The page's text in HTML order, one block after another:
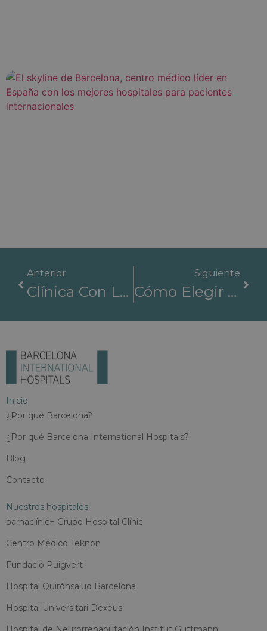
Anterior
Clínica Con Los Mejores Médicos: Sinergia Médica En La Red De BIH
Siguiente
Cómo Elegir La Clínica Ideal: 6 Criterios Clave
Inicio
¿Por qué Barcelona?
¿Por qué Barcelona International Hospitals?
Blog
Contacto
Nuestros hospitales
barnaclínic+ Grupo Hospital Clínic
Centro Médico Teknon
Fundació Puigvert
Hospital Quirónsalud Barcelona
Hospital Universitari Dexeus